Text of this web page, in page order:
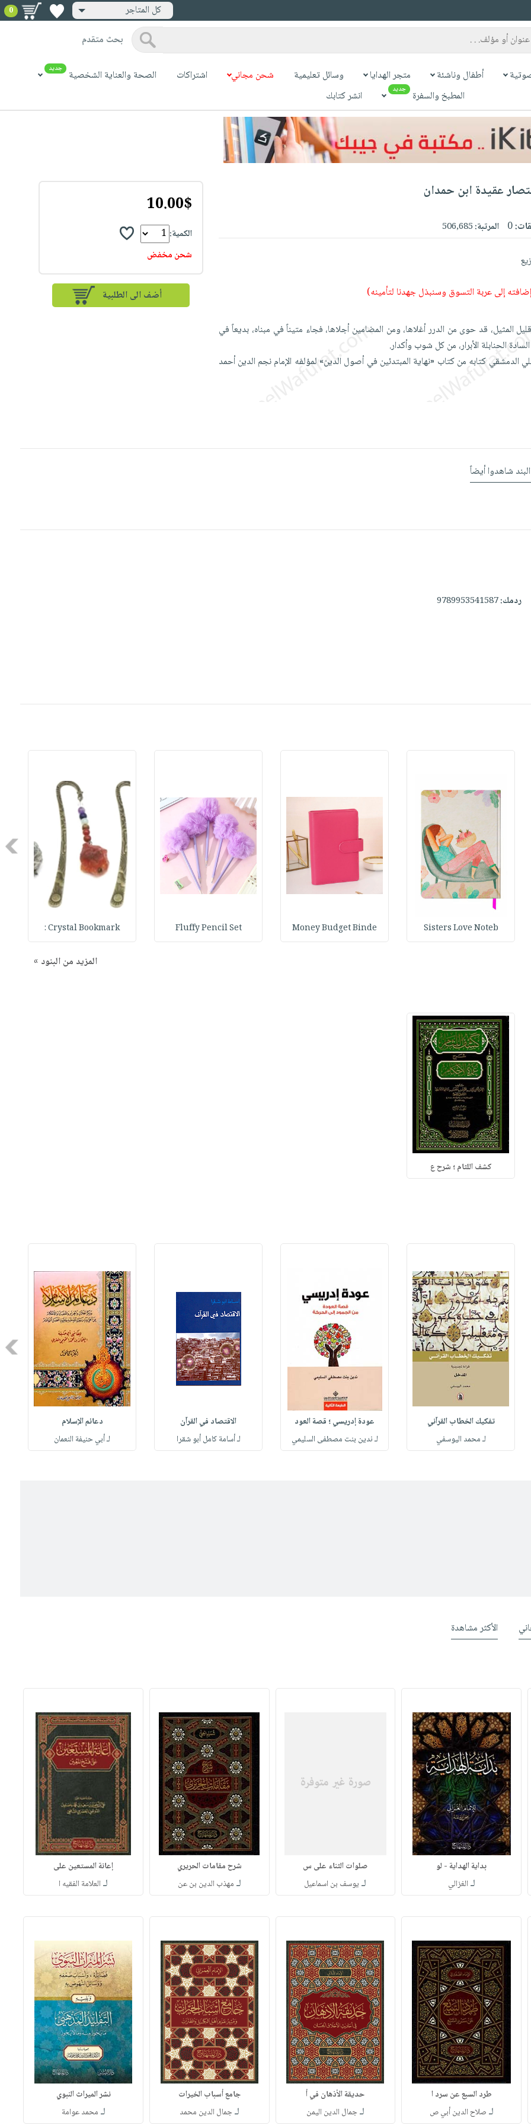
كل المتاجر 0
بحث متقدم
أطفال وناشئة متجر الهدايا وسائل تعليمية شحن مجاني اشتراكات الصحة والعناية الشخصية جديد
المطبخ والسفرة جديد انشر كتابك
عقيدة ابن حمدان
0 المرتبة:506,685
إضافته إلى عربة التسوق وسنبذل جهدنا لتأمينه)
المثيل، قد حوى من الدرر أغلاها، ومن المضامين أجلاها، فجاء متيناً في مبناه، بديعاً في
الحنابلة الأبرار، من كل شوب وأكدار.
الدمشقي كتابه من كتاب «نهاية المبتدئين في أصول الدين» لمؤلفه الإمام نجم الدين أحمد
10.00$
الكمية:
شحن مخفض
أضف الى الطلبية
شاهدوا أيضاً
ردمك:9789953541587
Sisters Love Noteb
Money Budget Binde
Fluffy Pencil Set
Crystal Bookmark :
المزيد من البنود »
كشف اللثام ؛ شرح ع
تفكيك الخطاب القرآني
لـ محمد اليوسفي
عودة إدريسي ؛ قصة العود
لـ ندين بنت مصطفى السليمي
الاقتصاد في القرآن
لـ أسامة كامل أبو شقرا
دعائم الإسلام
لـ أبي حنيفة النعمان
الأكثر مشاهدة
بداية الهداية - لو
لـ الغزالي
صلوات الثناء على س
لـ يوسف بن اسماعيل
شرح مقامات الحريري
لـ مهذب الدين بن عن
إعانة المستعين على
لـ العلامة الفقيه ا
طرد السبع عن سرد ا
لـ صلاح الدين أبي ص
حديقة الأذهان في أ
لـجمال الدين اليمن
جامع أسباب الخيرات
لـجمال الدين محمد
نشر الميراث النبوي
لـ محمد عوامة